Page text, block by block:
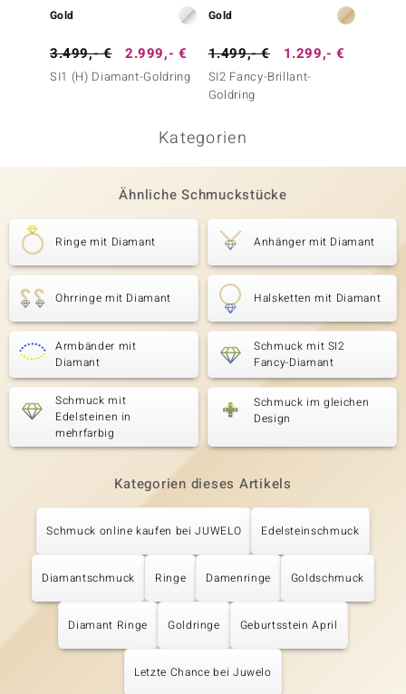
Gold
3.499,- € 2.999,- €
SI1 (H) Diamant-Goldring
Gold
1.499,- € 1.299,- €
SI2 Fancy-Brillant-
Goldring
Kategorien
Ähnliche Schmuckstücke
Ringe mit Diamant Anhänger mit Diamant
Ohrringe mit Diamant Halsketten mit Diamant
Armbänder mit
Diamant
Schmuck mit SI2
Fancy-Diamant
Schmuck mit
Edelsteinen in
mehrfarbig
Schmuck im gleichen
Design
Kategorien dieses Artikels
Schmuck online kaufen bei JUWELO Edelsteinschmuck
Diamantschmuck Ringe Damenringe Goldschmuck
Diamant Ringe Goldringe Geburtsstein April
Letzte Chance bei Juwelo